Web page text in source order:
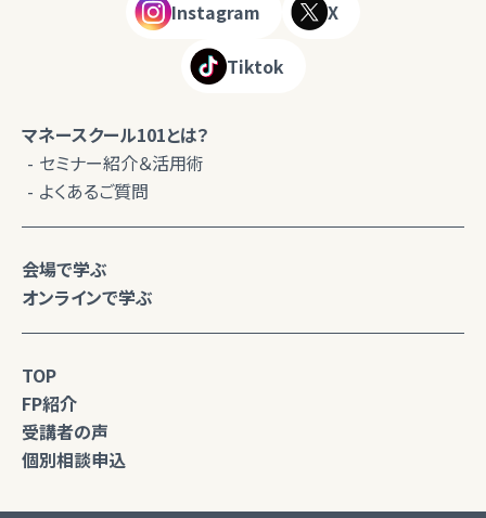
Instagram X
Tiktok
マネースクール101とは？
セミナー紹介＆活用術
よくあるご質問
会場で学ぶ
オンラインで学ぶ
TOP
FP紹介
受講者の声
個別相談申込